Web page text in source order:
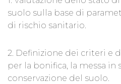
suolo sulla base di
di rischio sanitario.
2. Definizione dei criteri e
per la bonifica, la messa in
conservazione del suolo.